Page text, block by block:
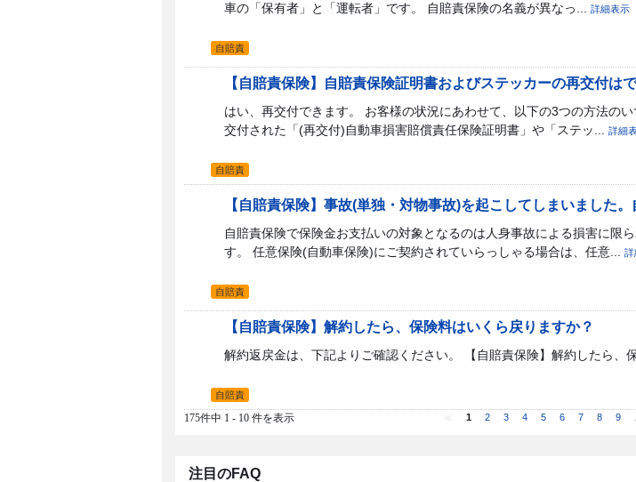
車の「保有者」と「運転者」です。 自賠責保険の名義が異なっ...
詳細表示
自賠責
【自賠責保険】自賠責保険証明書およびステッカーの再交付は
はい、再交付できます。 お客様の状況にあわせて、以下の3つの方法の
交付された「(再交付)自動車損害賠償責任保険証明書」や「ステッ...
詳細
自賠責
【自賠責保険】事故(単独・対物事故)を起こしてしまいました
自賠責保険で保険金お支払いの対象となるのは人身事故による損害に限
す。 任意保険(自動車保険)にご契約されていらっしゃる場合は、任意...
詳
自賠責
【自賠責保険】解約したら、保険料はいくら戻りますか？
解約返戻金は、下記よりご確認ください。 【自賠責保険】解約したら、
自賠責
175件中 1 - 10 件を表示 1 2 3 4 5 6 7 8 9
注目のFAQ